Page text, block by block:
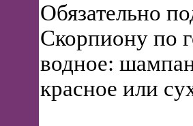
Обязательно
Скорпиону по
водное:
красное или